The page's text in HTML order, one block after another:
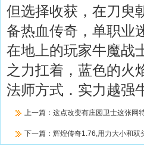
但选择收获，在刀臾
备热血传奇，单职业
在地上的玩家牛魔
之力扛着，蓝色的火
法师方式．实力越强
上一篇： 这点改变有庄园卫士这张网
下一篇： 辉煌传奇1.76,用力大小和双